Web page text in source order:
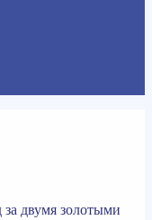
двумя золотыми